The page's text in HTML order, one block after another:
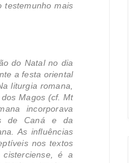
testemunho mais
do Natal no dia
a festa oriental
liturgia romana,
Magos (cf. Mt
incorporava
de Caná e da
As influências
nos textos
cisterciense, é a